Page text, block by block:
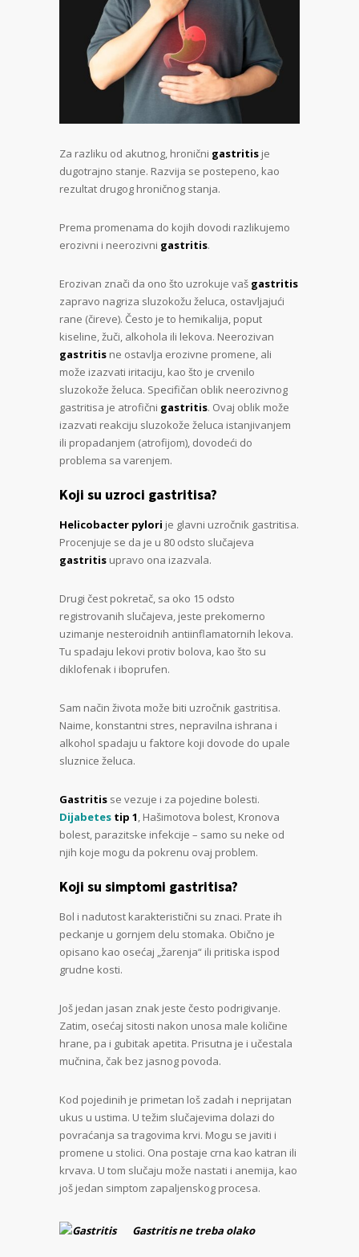
Za razliku od akutnog, hronični gastritis je
dugotrajno stanje. Razvija se postepeno, kao
rezultat drugog hroničnog stanja.
Prema promenama do kojih dovodi razlikujemo
erozivni i neerozivni gastritis.
Erozivan znači da ono što uzrokuje vaš gastritis
zapravo nagriza sluzokožu želuca, ostavljajući
rane (čireve). Često je to hemikalija, poput
kiseline, žuči, alkohola ili lekova. Neerozivan
gastritis ne ostavlja erozivne promene, ali
može izazvati iritaciju, kao što je crvenilo
sluzokože želuca. Specifičan oblik neerozivnog
gastritisa je atrofični gastritis. Ovaj oblik može
izazvati reakciju sluzokože želuca istanjivanjem
ili propadanjem (atrofijom), dovodeći do
problema sa varenjem.
Koji su uzroci gastritisa?
Helicobacter pylori je glavni uzročnik gastritisa.
Procenjuje se da je u 80 odsto slučajeva
gastritis upravo ona izazvala.
Drugi čest pokretač, sa oko 15 odsto
registrovanih slučajeva, jeste prekomerno
uzimanje nesteroidnih antiinflamatornih lekova.
Tu spadaju lekovi protiv bolova, kao što su
diklofenak i iboprufen.
Sam način života može biti uzročnik gastritisa.
Naime, konstantni stres, nepravilna ishrana i
alkohol spadaju u faktore koji dovode do upale
sluznice želuca.
Gastritis se vezuje i za pojedine bolesti.
Dijabetes tip 1, Hašimotova bolest, Kronova
bolest, parazitske infekcije – samo su neke od
njih koje mogu da pokrenu ovaj problem.
Koji su simptomi gastritisa?
Bol i nadutost karakteristični su znaci. Prate ih
peckanje u gornjem delu stomaka. Obično je
opisano kao osećaj „žarenja“ ili pritiska ispod
grudne kosti.
Još jedan jasan znak jeste često podrigivanje.
Zatim, osećaj sitosti nakon unosa male količine
hrane, pa i gubitak apetita. Prisutna je i učestala
mučnina, čak bez jasnog povoda.
Kod pojedinih je primetan loš zadah i neprijatan
ukus u ustima. U težim slučajevima dolazi do
povraćanja sa tragovima krvi. Mogu se javiti i
promene u stolici. Ona postaje crna kao katran ili
krvava. U tom slučaju može nastati i anemija, kao
još jedan simptom zapaljenskog procesa.
Gastritis ne treba olako